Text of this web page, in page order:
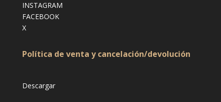
INSTAGRAM
FACEBOOK
X
Política de venta y cancelación/devolución
Descargar